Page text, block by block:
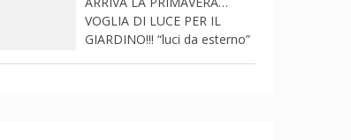
VOGLIA DI LUCE PER IL
GIARDINO!!! “luci da esterno”